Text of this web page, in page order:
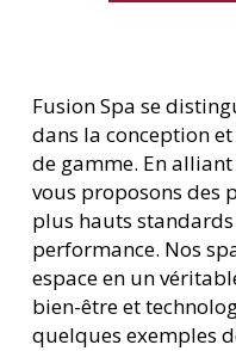
Fusion Spa se
dans la conception
de gamme. En
vous proposons des
plus hauts
performance. Nos
espace en un
bien-être et
quelques exemples